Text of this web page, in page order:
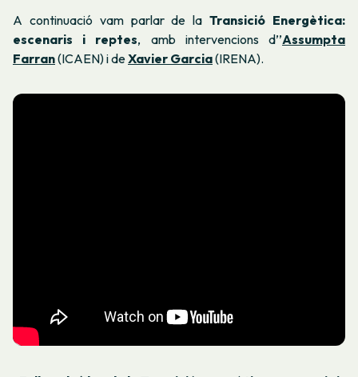
A continuació vam parlar de laTransició Energètica:
escenaris i reptes, amb intervencions d’’Assumpta
Farran(ICAEN) i deXavier Garcia(IRENA).